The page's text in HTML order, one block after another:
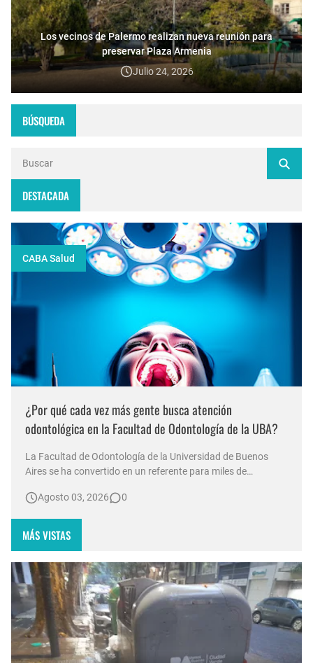
Los vecinos de Palermo realizan nueva reunión para
preservar Plaza Armenia
Julio 24, 2026
BÚSQUEDA
DESTACADA
CABA Salud
¿Por qué cada vez más gente busca atención
odontológica en la Facultad de Odontología de la UBA?
La Facultad de Odontología de la Universidad de Buenos
Aires se ha convertido en un referente para miles de
contexto económico adverso. Durante las vacaciones de
formarse desde las 7:00 a.…
Agosto 03, 2026 0
MÁS VISTAS